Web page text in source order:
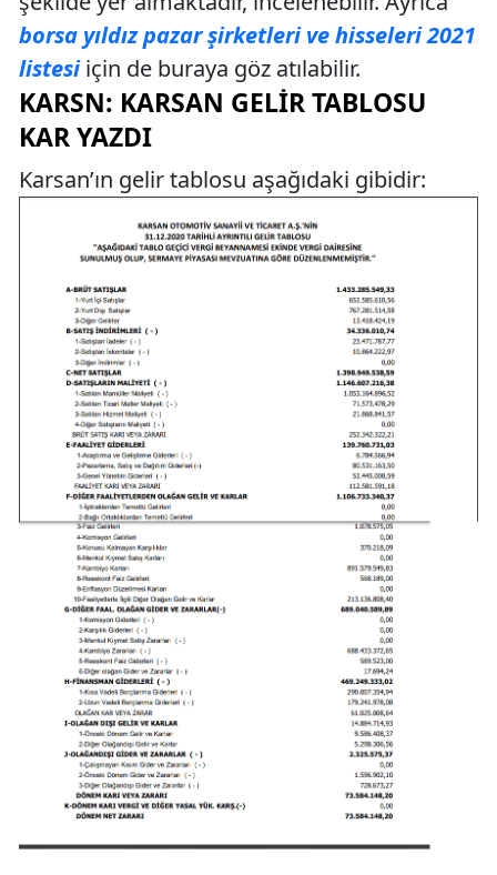
borsa yıldız pazar şirketleri ve hisseleri 2021
listesiiçin de buraya göz atılabilir.
KARSN: KARSAN GELIR TABLOSU
KAR YAZDI
Karsan’ın gelir tablosu aşağıdaki gibidir: